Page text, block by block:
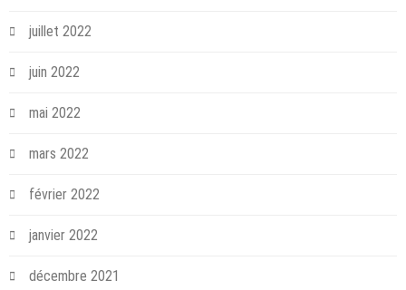
juillet 2022
juin 2022
mai 2022
mars 2022
février 2022
janvier 2022
décembre 2021